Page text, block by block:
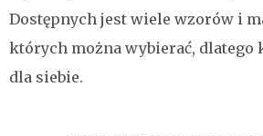
Dostępnych jest wiele wzorów i
których można wybierać, dlatego
dla siebie.